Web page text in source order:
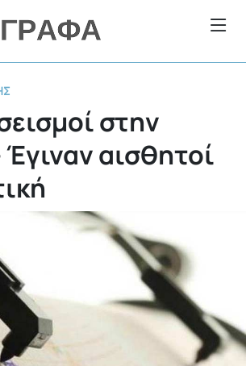
στην
αισθητοί